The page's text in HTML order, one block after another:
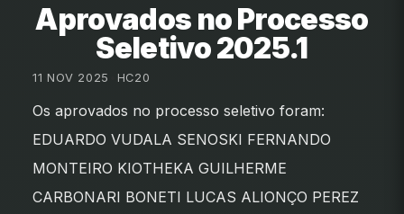
Aprovados no Processo
Seletivo 2025.1
11 NOV 2025 HC20
Os aprovados no processo seletivo foram:
EDUARDO VUDALA SENOSKI FERNANDO
MONTEIRO KIOTHEKA GUILHERME
CARBONARI BONETI LUCAS ALIONÇO PEREZ